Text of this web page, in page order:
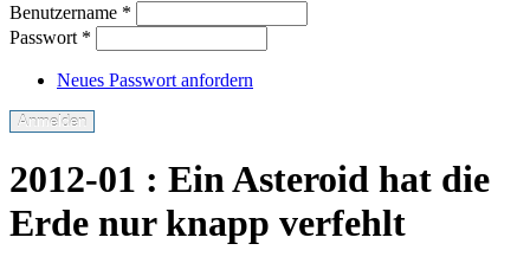
Benutzername *
Passwort *
Neues Passwort anfordern
2012-01 : Ein Asteroid hat die
Erde nur knapp verfehlt